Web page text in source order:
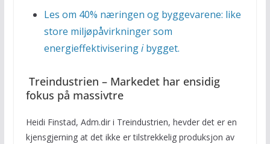
Les om 40% næringen og byggevarene: like
store miljøpåvirkninger som
energieffektiviseringibygget.
Treindustrien – Markedet har ensidig
fokus på massivtre
Heidi Finstad, Adm.dir i Treindustrien, hevder det er en
kjensgjerning at det ikke er tilstrekkelig produksjon av